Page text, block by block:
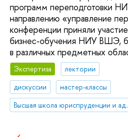
программ переподготовки
направлению «управление
конференции приняли
бизнес-обучения НИУ ВШЭ,
в различных предметных
Экспертиза
лектории
дискуссии
мастер-классы
Высшая школа